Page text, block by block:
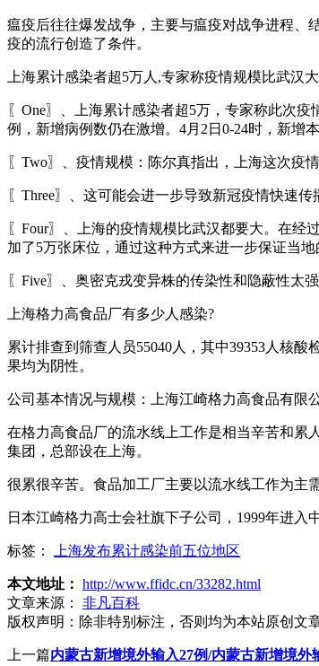
瘟疫后往往爆发战争，主要与瘟疫对战争进程、
疫的流行创造了条件。
上海累计感染者超5万人,专家称疫情规模比武汉大
〖One〗、上海累计感染者超5万，专家称此次
例，新增病例数仍在激增。4月2日0-24时，新增
〖Two〗、疫情规模：陈尔真指出，上海这次疫
〖Three〗、这可能会进一步导致新冠疫情快速
〖Four〗、上海的疫情规模比武汉都要大。在
加了5万张床位，通过这种方式来进一步保证当地
〖Five〗、奥密克戎变异株的传染性和隐蔽性太
上海格力高食品厂有多少人感染?
累计排查到筛查人员55040人，其中39353人核
果均为阴性。
公司基本情况与规模：上海江崎格力高食品有限
在格力高食品厂的流水线上工作是相当辛苦和累
集团，总部设在上海。
很累很辛苦。食品加工厂主要以流水线工作为主
日本江崎格力高士会社旗下子公司，1999年进入
标签： 上海发布累计感染前五位地区
本文地址： http://www.ffidc.cn/33282.html
文章来源：
非凡百科
版权声明： 除非特别标注，否则均为本站原创文
上一篇内蒙古新增境外输入27例/内蒙古新增境外